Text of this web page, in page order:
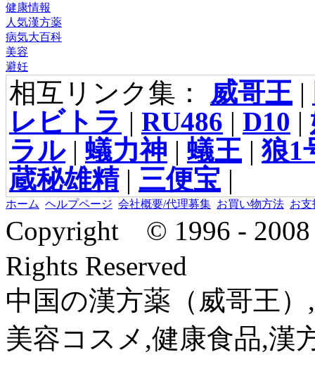
健康情報
人気漢方薬
病気大百科
美容
避妊
相互リンク集： 威哥王|
レビトラ | RU486 | D10 |
ラル| 蟻力神 | 蟻王|狼1
蔵秘雄精| 三便宝 |
ホーム ヘルプページ 会社概要/代理募集 お買い物方法 お支
Copyright © 1996 -
Rights Reserved
中国の漢方薬（威哥王
美容コスメ,健康食品,漢